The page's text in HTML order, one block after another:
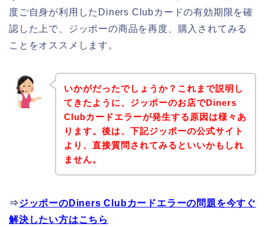
度ご自身が利用したDiners Clubカードの有効期限を確
認した上で、ジッポーの商品を再度、購入されてみる
ことをオススメします。
いかがだったでしょうか？これまで説明し
てきたように、ジッポーのお店でDiners
Clubカードエラーが発生する原因は様々あ
ります。後は、下記ジッポーの公式サイト
より、直接質問されてみるといいかもしれ
ません。
⇒ジッポーのDiners Clubカードエラーの問題を今すぐ
解決したい方はこちら